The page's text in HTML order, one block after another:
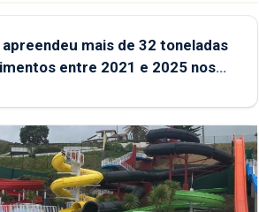
apreendeu mais de 32 toneladas
entre 2021 e 2025 nos